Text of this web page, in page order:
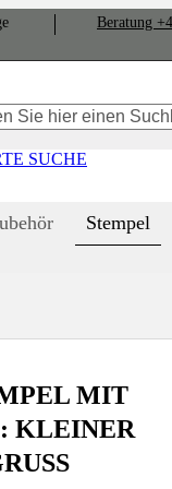
Bera­tung
SUCHE
Stempel
MIT
KLEINER